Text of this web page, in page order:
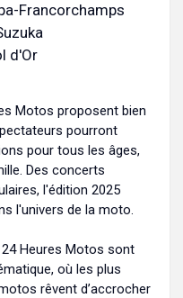
Francorchamps
d'Or
Motos proposent bien
pourront
pour tous les âges,
Des concerts
l'édition 2025
l'univers de la moto.
Heures Motos sont
où les plus
rêvent d’accrocher